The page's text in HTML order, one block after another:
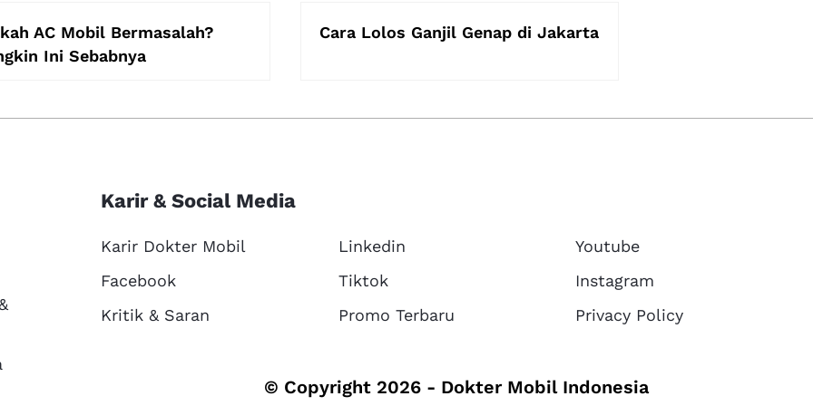
AC Mobil Bermasalah?
Ini Sebabnya
Cara Lolos Ganjil Genap di Jakarta
Karir & Social Media
Karir Dokter Mobil Linkedin
Youtube
Facebook
Tiktok
Instagram
Kritik & Saran
Promo Terbaru Privacy Policy
© Copyright 2026 - Dokter Mobil Indonesia